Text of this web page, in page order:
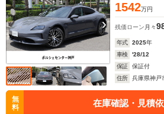
1542万円
残価ローン 月々
年式 2025年
車検
'28/12
保証
保証付
住所
兵庫県神戸
無
料
在庫確認・見積